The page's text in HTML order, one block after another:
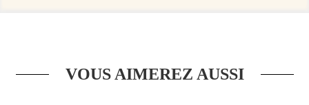
VOUS AIMEREZ AUSSI